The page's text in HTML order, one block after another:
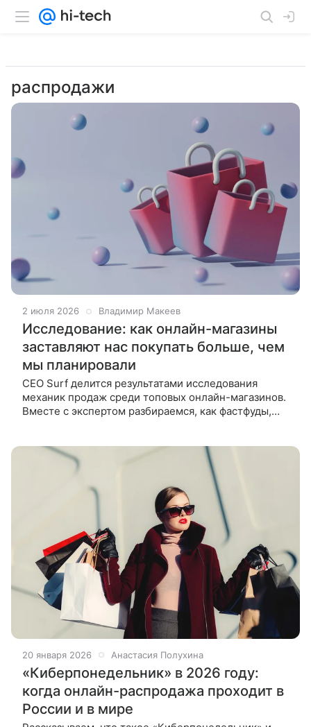
распродажи
2 июля 2026 Владимир Макеев
Исследование: как онлайн-магазины
заставляют нас покупать больше, чем
мы планировали
CEO Surf делится результатами исследования
механик продаж среди топовых онлайн-магазинов.
Вместе с экспертом разбираемся, как фастфуды,
20 января 2026 Анастасия Полухина
«Киберпонедельник» в 2026 году:
когда онлайн-распродажа проходит в
России и в мире